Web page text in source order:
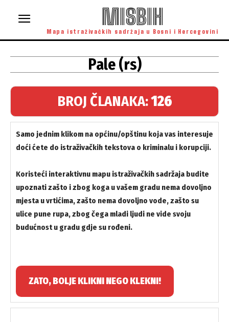
MISBIH
Mapa istraživačkih sadržaja u Bosni i Hercegovini
Pale (rs)
BROJ ČLANAKA:126
Samo jednim klikom na općinu/opštinu koja vas interesuje
doći ćete do istraživačkih tekstova o kriminalu i korupciji.
Koristeći interaktivnu mapu istraživačkih sadržaja budite
upoznati zašto i zbog koga u vašem gradu nema dovoljno
mjesta u vrtićima, zašto nema dovoljno vode, zašto su
ulice pune rupa, zbog čega mladi ljudi ne vide svoju
budućnost u gradu gdje su rođeni.
ZATO, BOLJE KLIKNI NEGO KLEKNI!